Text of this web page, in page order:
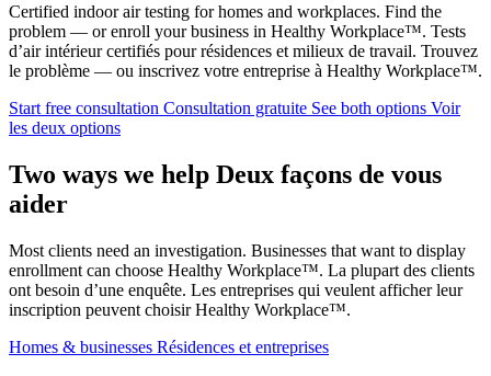
Certified indoor air testing for homes and workplaces. Find the
problem — or enroll your business in Healthy Workplace™. Tests
d’air intérieur certifiés pour résidences et milieux de travail. Trouvez
le problème — ou inscrivez votre entreprise à Healthy Workplace™.
Start free consultation Consultation gratuite See both options Voir
les deux options
Two ways we help Deux façons de vous
aider
Most clients need an investigation. Businesses that want to display
enrollment can choose Healthy Workplace™. La plupart des clients
ont besoin d’une enquête. Les entreprises qui veulent afficher leur
inscription peuvent choisir Healthy Workplace™.
Homes & businesses Résidences et entreprises